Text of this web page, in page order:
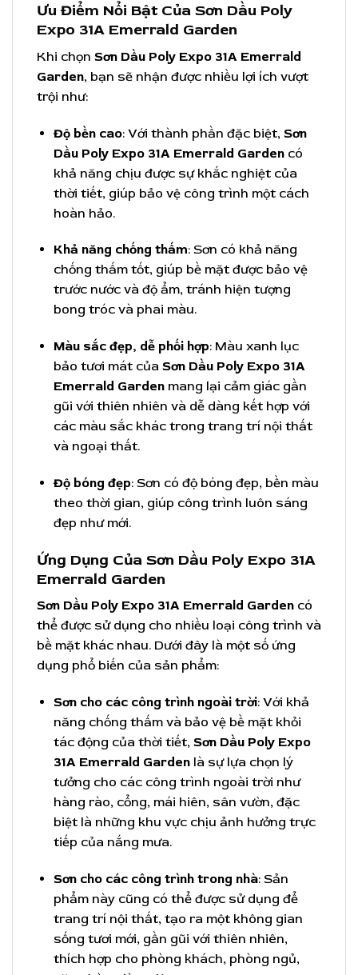
Ưu Điểm Nổi Bật Của Sơn Dầu Poly
Expo 31A Emerrald Garden
Khi chọn Sơn Dầu Poly Expo 31A Emerrald
Garden, bạn sẽ nhận được nhiều lợi ích vượt
trội như:
Độ bền cao: Với thành phần đặc biệt, Sơn
Dầu Poly Expo 31A Emerrald Gardencó
khả năng chịu được sự khắc nghiệt của
thời tiết, giúp bảo vệ công trình một cách
hoàn hảo.
Khả năng chống thấm: Sơn có khả năng
chống thấm tốt, giúp bề mặt được bảo vệ
trước nước và độ ẩm, tránh hiện tượng
bong tróc và phai màu.
Màu sắc đẹp, dễ phối hợp: Màu xanh lục
bảo tươi mát của Sơn Dầu Poly Expo 31A
Emerrald Gardenmang lại cảm giác gần
gũi với thiên nhiên và dễ dàng kết hợp với
các màu sắc khác trong trang trí nội thất
và ngoại thất.
Độ bóng đẹp: Sơn có độ bóng đẹp, bền màu
theo thời gian, giúp công trình luôn sáng
đẹp như mới.
Ứng Dụng Của Sơn Dầu Poly Expo 31A
Emerrald Garden
Sơn Dầu Poly Expo 31A Emerrald Garden có
thể được sử dụng cho nhiều loại công trình và
bề mặt khác nhau. Dưới đây là một số ứng
dụng phổ biến của sản phẩm:
Sơn cho các công trình ngoài trời: Với khả
năng chống thấm và bảo vệ bề mặt khỏi
tác động của thời tiết, Sơn Dầu Poly Expo
31A Emerrald Gardenlà sự lựa chọn lý
tưởng cho các công trình ngoài trời như
hàng rào, cổng, mái hiên, sân vườn, đặc
biệt là những khu vực chịu ảnh hưởng trực
tiếp của nắng mưa.
Sơn cho các công trình trong nhà: Sản
phẩm này cũng có thể được sử dụng để
trang trí nội thất, tạo ra một không gian
sống tươi mới, gần gũi với thiên nhiên,
thích hợp cho phòng khách, phòng ngủ,